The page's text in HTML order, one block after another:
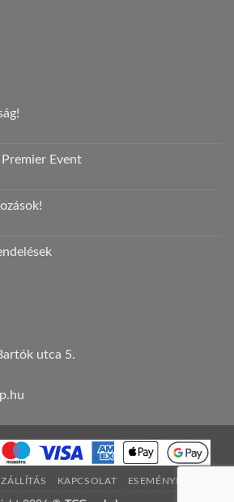
Event
utca 5.
KAPCSOLAT ESEMÉNYNAPTÁR